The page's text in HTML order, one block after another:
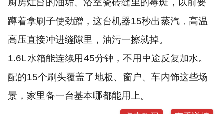
厨房灶台的油垢、浴室瓷砖缝里的霉斑，以前要
蹲着拿刷子使劲蹭，这台机器15秒出蒸汽，高温
高压直接冲进缝隙里，油污一擦就掉。
1.6L水箱能连续用45分钟，不用中途反复加水。
配的15个刷头覆盖了地板、窗户、车内饰这些场
景，家里备一台基本哪都能用上。